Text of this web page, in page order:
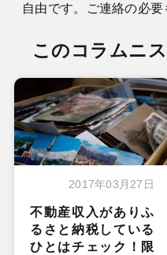
自由です。ご連絡の必要
このコラムニ
2017年03月27日
不動産収入がありふ
るさと納税している
ひとはチェック！限